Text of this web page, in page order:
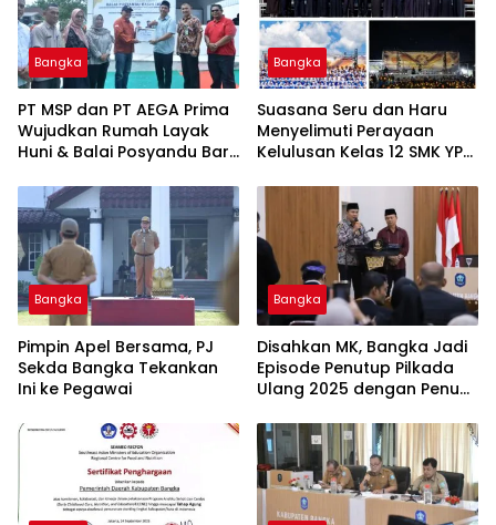
Bangka
‎PT MSP dan PT AEGA Prima
Wujudkan Rumah Layak
Huni & Balai Posyandu Baru
Sungailiat
Bangka
Suasana Seru dan Haru
Menyelimuti Perayaan
Kelulusan Kelas 12 SMK YPN
Bangka
Pimpin Apel Bersama, PJ
Sekda Bangka Tekankan
Ini ke Pegawai
Bangka
Disahkan MK, Bangka Jadi
Episode Penutup Pilkada
Ulang 2025 dengan Penuh